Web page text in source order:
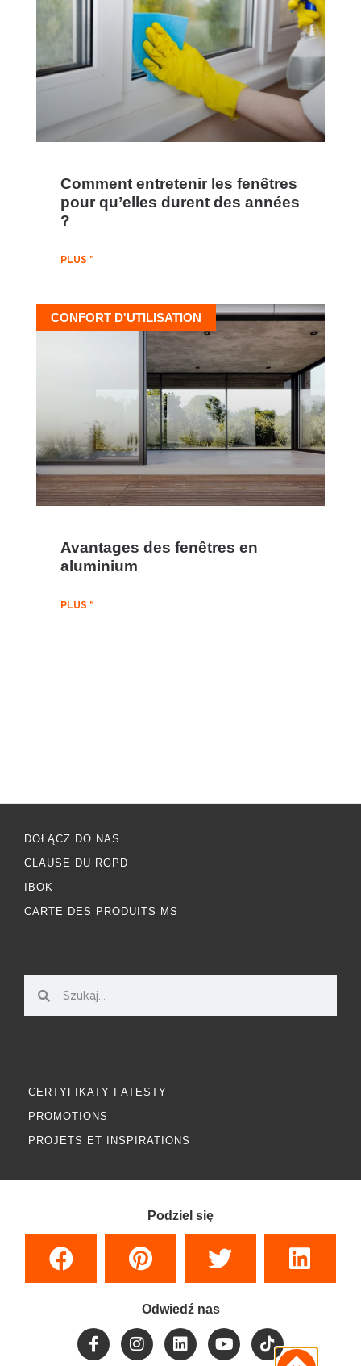
Comment entretenir les fenêtres
pour qu’elles durent des années
?
PLUS "
CONFORT D'UTILISATION
Avantages des fenêtres en
aluminium
PLUS "
DOŁĄCZ DO NAS
CLAUSE DU RGPD
IBOK
CARTE DES PRODUITS MS
CERTYFIKATY I ATESTY
PROMOTIONS
PROJETS ET INSPIRATIONS
Podziel się
Odwiedź nas